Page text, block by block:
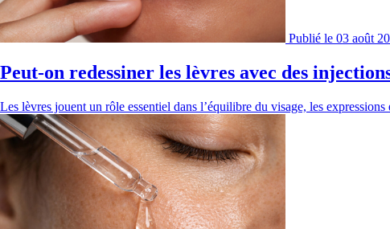
Publié le 03 août
Peut-on redessiner les lèvres avec des
Les lèvres jouent un rôle essentiel dans l’équilibre du visage, les